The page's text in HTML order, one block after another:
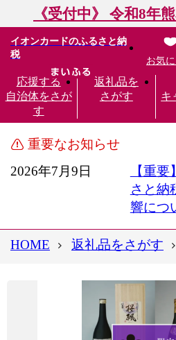
《受付中》 令和8年
イオンカードのふるさと納
税
応援する
自治体をさが
す
返礼品を
さがす
キ
お気
重要なお知らせ
2026年7月9日
【重
さと納
響につ
HOME 返礼品をさがす